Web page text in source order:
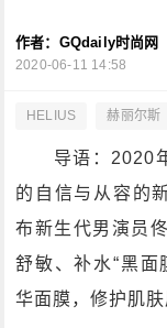
作者：GQdaily时尚网
2020-06-11 14:58
HELIUS 赫丽尔斯
导语：2020年
的自信与从容的
布新生代男演员
舒敏、补水“黑
华面膜，修护肌肤